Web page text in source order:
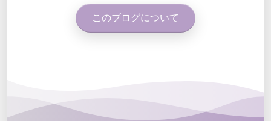
このブログについて